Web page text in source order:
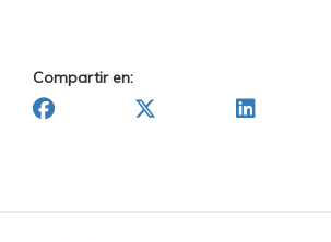
Compartir en: